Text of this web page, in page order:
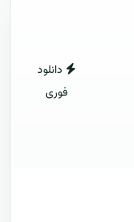
دانلود
فوری